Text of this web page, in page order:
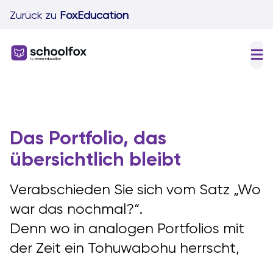
Zurück zu FoxEducation
Das Portfolio, das
übersichtlich bleibt
Verabschieden Sie sich vom Satz „Wo
war das nochmal?“.
Denn wo in analogen Portfolios mit
der Zeit ein Tohuwabohu herrscht,